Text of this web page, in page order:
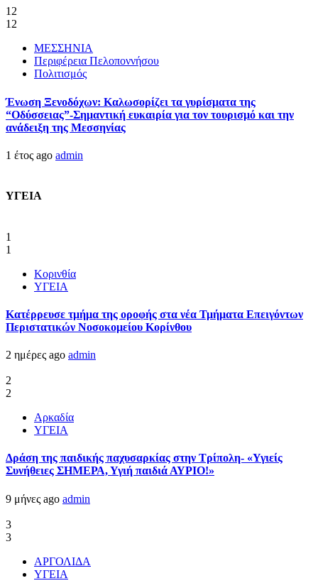
12
12
ΜΕΣΣΗΝΙΑ
Περιφέρεια Πελοποννήσου
Πολιτισμός
Ένωση Ξενοδόχων: Καλωσορίζει τα γυρίσματα της
“Οδύσσειας”-Σημαντική ευκαιρία για τον τουρισμό και την
ανάδειξη της Μεσσηνίας
1 έτος ago admin
ΥΓΕΙΑ
1
1
Κορινθία
ΥΓΕΙΑ
Kατέρρευσε τμήμα της οροφής στα νέα Τμήματα Επειγόντων
Περιστατικών Νοσοκομείου Κορίνθου
2 ημέρες ago admin
2
2
Αρκαδία
ΥΓΕΙΑ
Δράση της παιδικής παχυσαρκίας στην Τρίπολη- «Υγιείς
Συνήθειες ΣΗΜΕΡΑ, Υγιή παιδιά ΑΥΡΙΟ!»
9 μήνες ago admin
3
3
ΑΡΓΟΛΙΔΑ
ΥΓΕΙΑ